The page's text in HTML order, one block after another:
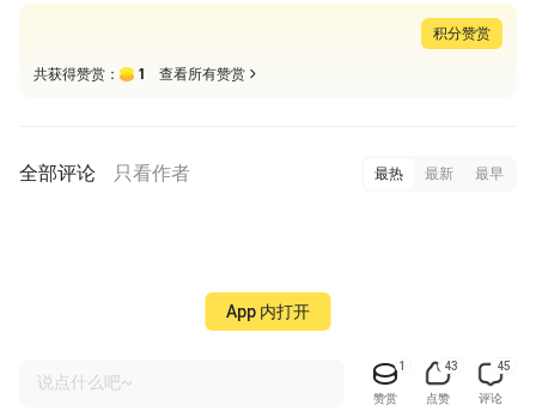
积分赞赏
共获得赞赏： 1 查看所有赞赏
全部评论 只看作者 最热 最新 最早
说点什么吧~
1
赞赏
43
点赞
45
评论
App 内打开